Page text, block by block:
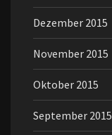
Dezember 2015
November 2015
Oktober 2015
September 2015